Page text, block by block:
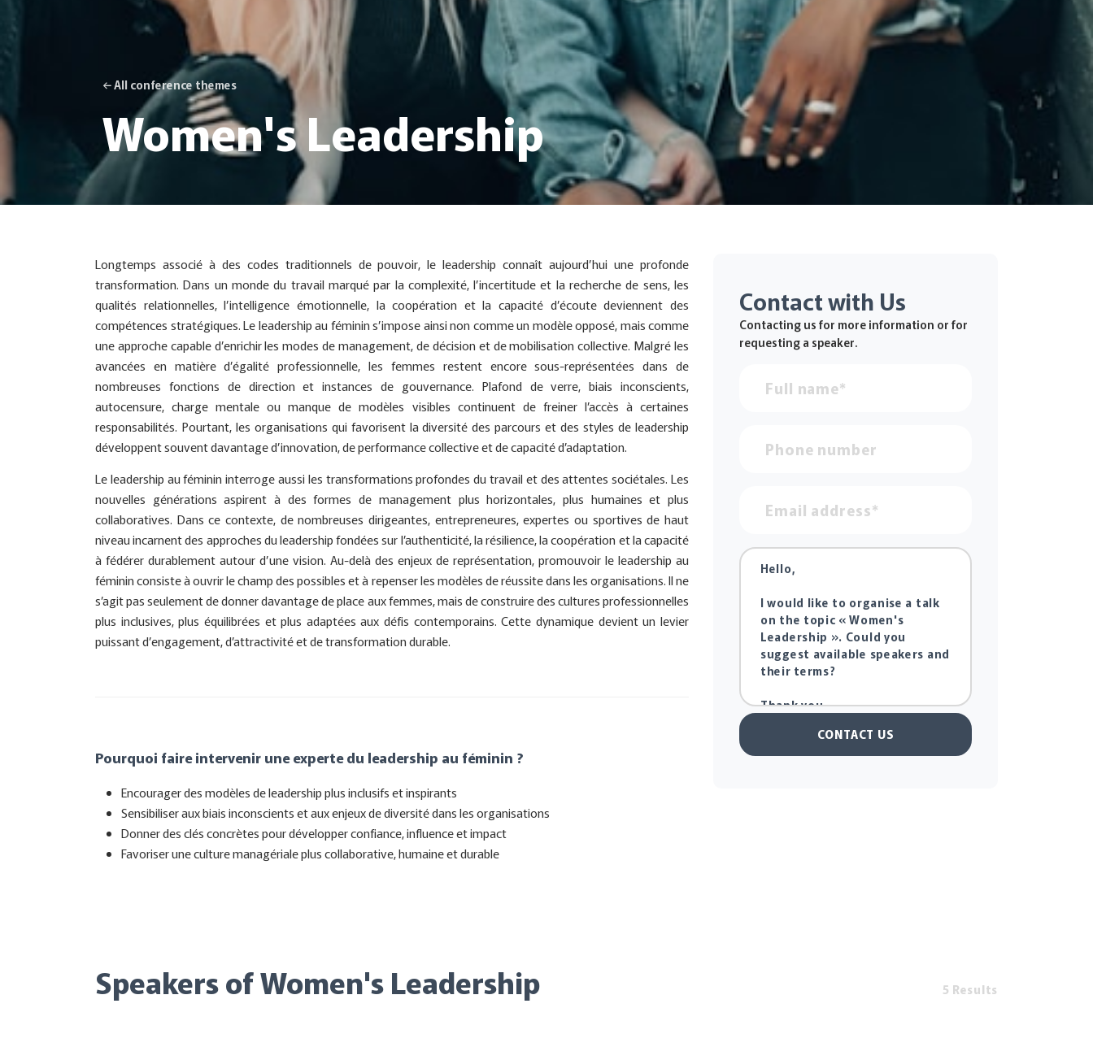
← All conference themes
Women's Leadership
Longtemps associé à des codes traditionnels de pouvoir, le leadership connaît aujourd’hui une profonde
transformation. Dans un monde du travail marqué par la complexité, l’incertitude et la recherche de sens, les
qualités relationnelles, l’intelligence émotionnelle, la coopération et la capacité d’écoute deviennent des
compétences stratégiques. Le leadership au féminin s’impose ainsi non comme un modèle opposé, mais comme
une approche capable d’enrichir les modes de management, de décision et de mobilisation collective. Malgré les
avancées en matière d’égalité professionnelle, les femmes restent encore sous-représentées dans de
nombreuses fonctions de direction et instances de gouvernance. Plafond de verre, biais inconscients,
autocensure, charge mentale ou manque de modèles visibles continuent de freiner l’accès à certaines
responsabilités. Pourtant, les organisations qui favorisent la diversité des parcours et des styles de leadership
développent souvent davantage d’innovation, de performance collective et de capacité d’adaptation.
Le leadership au féminin interroge aussi les transformations profondes du travail et des attentes sociétales. Les
nouvelles générations aspirent à des formes de management plus horizontales, plus humaines et plus
collaboratives. Dans ce contexte, de nombreuses dirigeantes, entrepreneures, expertes ou sportives de haut
niveau incarnent des approches du leadership fondées sur l’authenticité, la résilience, la coopération et la capacité
à fédérer durablement autour d’une vision. Au-delà des enjeux de représentation, promouvoir le leadership au
féminin consiste à ouvrir le champ des possibles et à repenser les modèles de réussite dans les organisations. Il ne
s’agit pas seulement de donner davantage de place aux femmes, mais de construire des cultures professionnelles
plus inclusives, plus équilibrées et plus adaptées aux défis contemporains. Cette dynamique devient un levier
puissant d’engagement, d’attractivité et de transformation durable.
Pourquoi faire intervenir une experte du leadership au féminin ?
Encourager des modèles de leadership plus inclusifs et inspirants
Sensibiliser aux biais inconscients et aux enjeux de diversité dans les organisations
Donner des clés concrètes pour développer confiance, influence et impact
Favoriser une culture managériale plus collaborative, humaine et durable
Contact with Us
Contacting us for more information or for
requesting a speaker.
CONTACT US
Speakers of Women's Leadership 5 Results